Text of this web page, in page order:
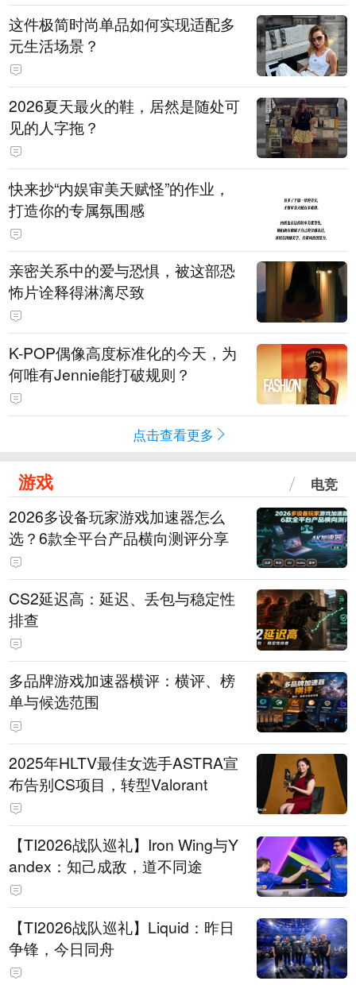
这件极简时尚单品如何实现适配多
元生活场景？
2026夏天最火的鞋，居然是随处可
见的人字拖？
快来抄“内娱审美天赋怪”的作业，
打造你的专属氛围感
亲密关系中的爱与恐惧，被这部恐
怖片诠释得淋漓尽致
K-POP偶像高度标准化的今天，为
何唯有Jennie能打破规则？
点击查看更多
游戏 电竞
2026多设备玩家游戏加速器怎么
选？6款全平台产品横向测评分享
CS2延迟高：延迟、丢包与稳定性
排查
多品牌游戏加速器横评：横评、榜
单与候选范围
2025年HLTV最佳女选手ASTRA宣
布告别CS项目，转型Valorant
【TI2026战队巡礼】Iron Wing与Y
andex：知己成敌，道不同途
【TI2026战队巡礼】Liquid：昨日
争锋，今日同舟